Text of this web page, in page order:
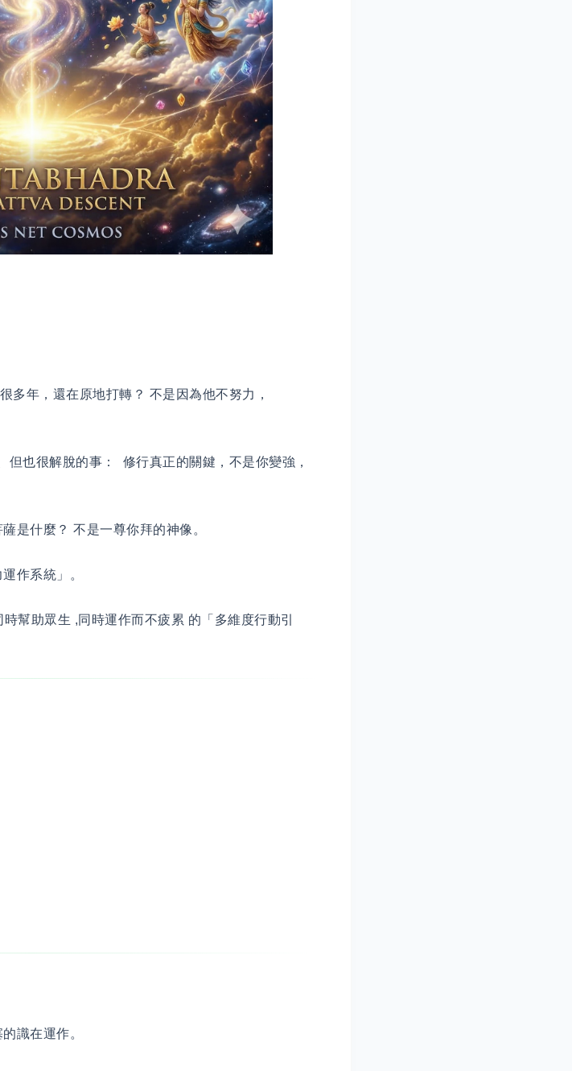
年，還在原地打轉？ 不是因為他不努力，
也很解脫的事： 修行真正的關鍵，不是你變強，
是什麼？ 不是一尊你拜的神像。
作系統」。
幫助眾生 ,同時運作而不疲累 的「多維度行動引
識在運作。